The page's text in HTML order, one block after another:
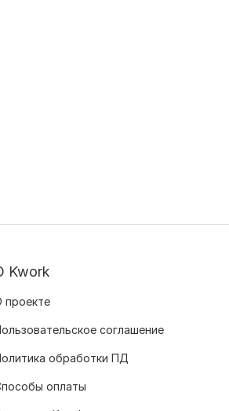
Kwork
проекте
соглашение
обработки ПД
оплаты